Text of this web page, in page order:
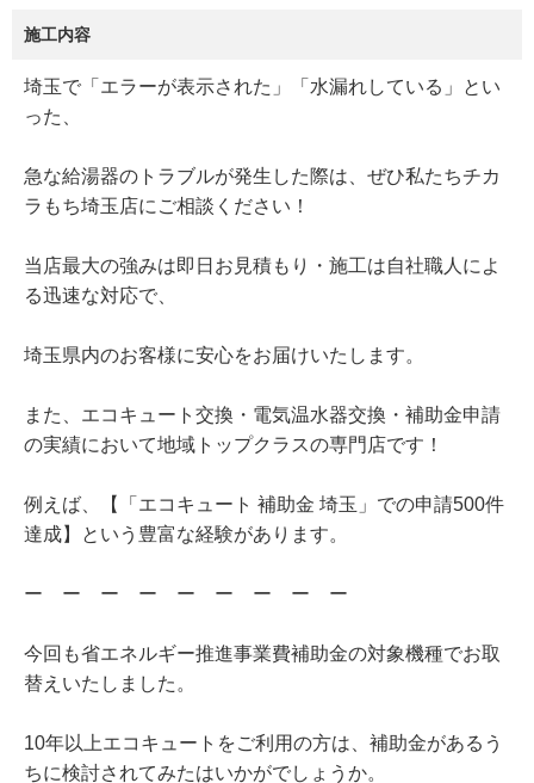
施工内容
埼玉で「エラーが表示された」「水漏れしている」とい
った、
急な給湯器のトラブルが発生した際は、ぜひ私たちチカ
ラもち埼玉店にご相談ください！
当店最大の強みは即日お見積もり・施工は自社職人によ
る迅速な対応で、
埼玉県内のお客様に安心をお届けいたします。
また、エコキュート交換・電気温水器交換・補助金申請
の実績において地域トップクラスの専門店です！
例えば、【「エコキュート 補助金 埼玉」での申請500件
達成】という豊富な経験があります。
ー ー ー ー ー ー ー ー ー
今回も省エネルギー推進事業費補助金の対象機種でお取
替えいたしました。
10年以上エコキュートをご利用の方は、補助金があるう
ちに検討されてみたはいかがでしょうか。